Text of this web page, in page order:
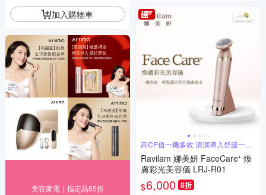
加入購物車
美容家電｜指定品85折
高CP值一機多效 清潔導入舒緩一機
搞定
Ravilam 娜美妍 FaceCare⁺ 煥
膚彩光美容儀 LRJ-R01
$6,000 8折